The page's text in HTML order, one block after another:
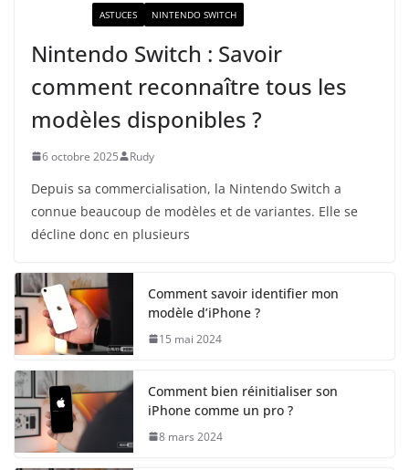
ASTUCES NINTENDO SWITCH
Nintendo Switch : Savoir
comment reconnaître tous les
modèles disponibles ?
6 octobre 2025 Rudy
Depuis sa commercialisation, la Nintendo Switch a
connue beaucoup de modèles et de variantes. Elle se
décline donc en plusieurs
Comment savoir identifier mon
modèle d’iPhone ?
15 mai 2024
Comment bien réinitialiser son
iPhone comme un pro ?
8 mars 2024